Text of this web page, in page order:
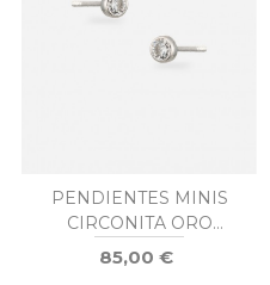
PENDIENTES MINIS
CIRCONITA ORO
BLANCO
85,00 €